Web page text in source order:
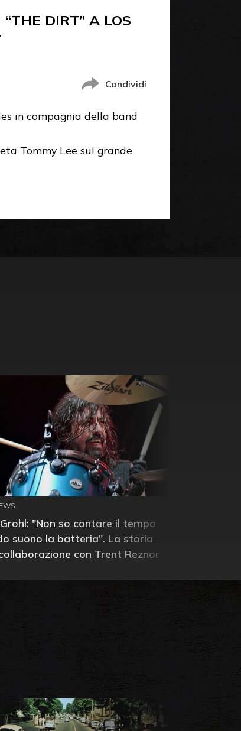
DIRT” A LOS
Condividi
in compagnia della band
Tommy Lee sul grande
"Non so contare il tempo
suono la batteria". La storia
con Trent Reznor